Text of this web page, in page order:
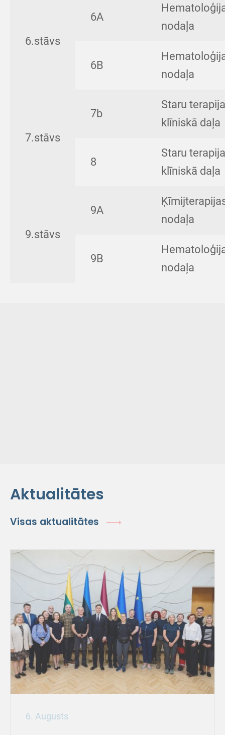
6.stāvs
6A
nodaļa
6B
nodaļa
7.stāvs
7b
Staru
klīniskā daļa
8
Staru
klīniskā daļa
9.stāvs
9A
nodaļa
9B
nodaļa
Aktualitātes
Visas aktualitātes
6. Augusts